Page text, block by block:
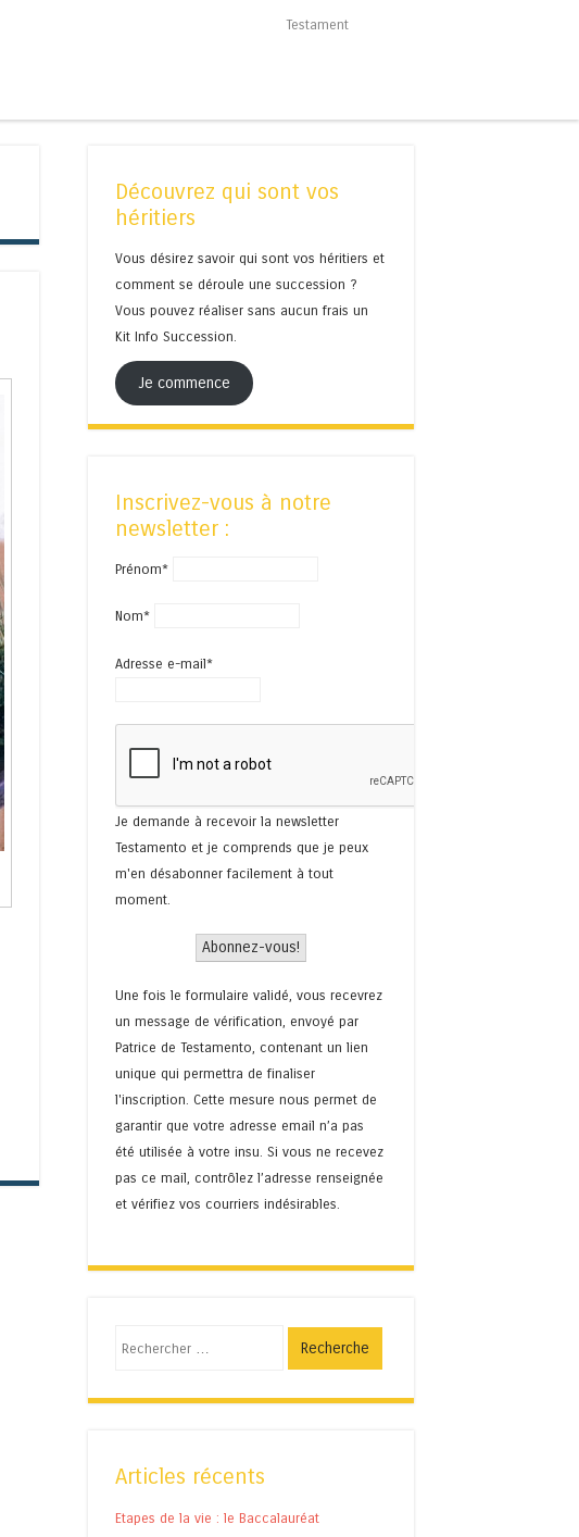
Testament
Découvrez qui sont vos
héritiers
Vous désirez savoir qui sont vos héritiers et
comment se déroule une succession ?
Vous pouvez réaliser sans aucun frais un
Kit Info Succession.
Je commence
Inscrivez-vous à notre
newsletter :
Prénom*
Nom*
Adresse e-mail*
Je demande à recevoir la newsletter
Testamento et je comprends que je peux
m'en désabonner facilement à tout
moment.
Une fois le formulaire validé, vous recevrez
un message de vérification, envoyé par
Patrice de Testamento, contenant un lien
unique qui permettra de finaliser
l'inscription. Cette mesure nous permet de
garantir que votre adresse email n’a pas
été utilisée à votre insu. Si vous ne recevez
pas ce mail, contrôlez l’adresse renseignée
et vérifiez vos courriers indésirables.
Articles récents
Etapes de la vie : le Baccalauréat